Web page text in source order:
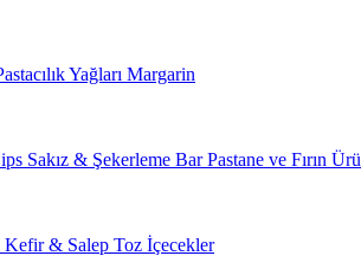
Yağları Margarin
Sakız & Şekerleme BarPastane ve Fırın
Kefir & Salep Toz İçecekler